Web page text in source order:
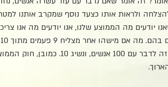
ולראות אותו כצעד נוסף שמקרב אותנו
יודעים מה הממוצע שלנו, אנו יודעים מה אנו
לעשות זה לדבר עם 100